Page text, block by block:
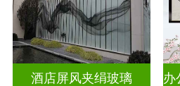
酒店屏风夹绢玻璃